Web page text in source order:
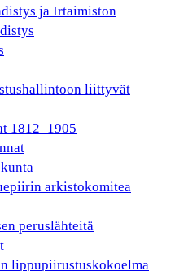
ja Irtaimiston
liittyvät
1812–1905
arkistokomitea
peruslähteitä
lippupiirustuskokoelma